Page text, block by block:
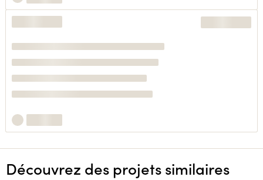
Découvrez des projets similaires